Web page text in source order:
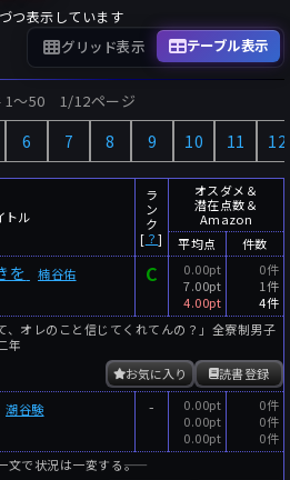
つ表示しています
グリッド表示 テーブル表示
1〜50 1/12ページ
6 7 8 9 10 11 12
トル
ラ
ン
ク
[ ？]
オスダメ＆
潜在点数＆
Amazon
平均点
件数
を 楠谷佑 C
0.00pt
7.00pt
4.00pt
0件
1件
4件
、オレのこと信じてくれてんの？」全寮制男子
年
読書登録
お気に入り
潮谷験 -
0.00pt
0.00pt
0.00pt
0件
0件
0件
で状況は一変する――。